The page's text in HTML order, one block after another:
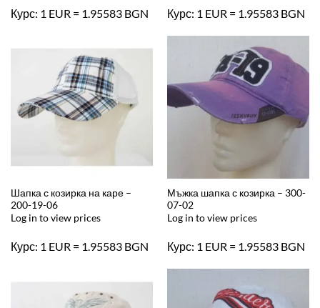
Курс: 1 EUR = 1.95583 BGN Курс: 1 EUR = 1.95583 BGN
Шапка с козирка на каре –
200-19-06
Log in to view prices
Курс: 1 EUR = 1.95583 BGN
Мъжка шапка с козирка – 300-
07-02
Log in to view prices
Курс: 1 EUR = 1.95583 BGN